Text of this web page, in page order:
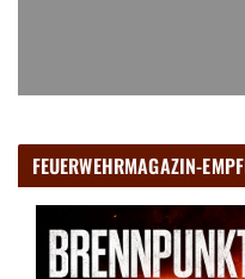
FEUERWEHRMAGAZIN-